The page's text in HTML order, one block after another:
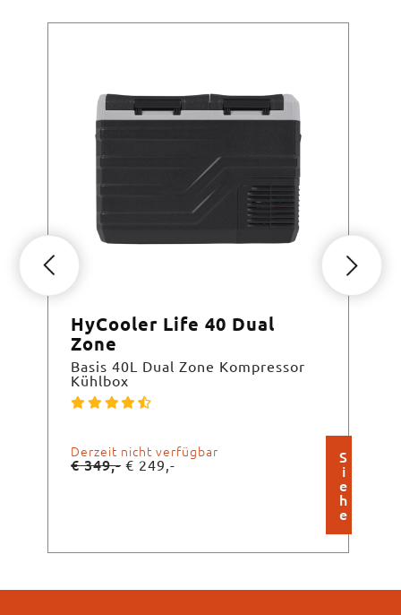
HyCooler Life 40 Dual
Zone
Basis 40L Dual Zone Kompressor
Kühlbox
Derzeit nicht verfügbar
€349,- € 249,- S
i
e
h
e